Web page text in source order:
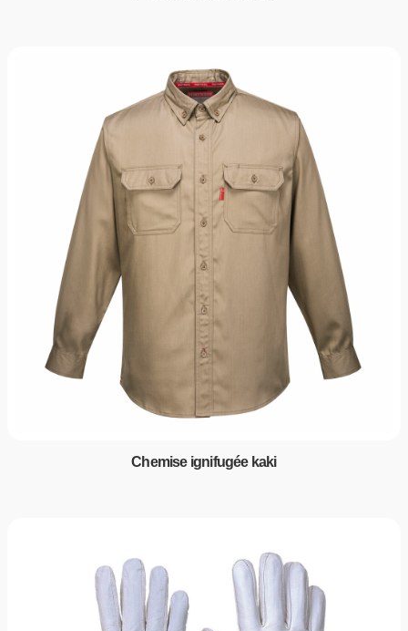
Chemise ignifugée kaki